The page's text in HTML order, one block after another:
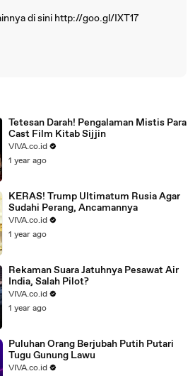
di sini http://goo.gl/IXT17
Tetesan Darah! Pengalaman Mistis Para
Cast Film Kitab Sijjin
VIVA.co.id
1 year ago
KERAS! Trump Ultimatum Rusia Agar
Sudahi Perang, Ancamannya
VIVA.co.id
1 year ago
Rekaman Suara Jatuhnya Pesawat Air
India, Salah Pilot?
VIVA.co.id
1 year ago
Puluhan Orang Berjubah Putih Putari
Tugu Gunung Lawu
VIVA.co.id